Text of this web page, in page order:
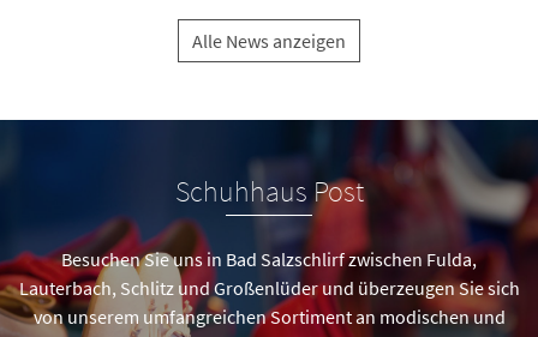
Alle News anzeigen
Schuhhaus Post
Besuchen Sie uns in Bad Salzschlirf zwischen Fulda,
Lauterbach, Schlitz und Großenlüder und überzeugen Sie sich
von unserem umfangreichen Sortiment an modischen und